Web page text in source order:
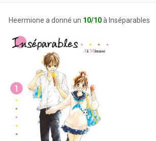
Heermione a donné un 10/10à Inséparables